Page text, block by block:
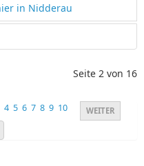
in Nidderau
Seite 2 von 16
4 5 6 7 8 9 10
WEITER